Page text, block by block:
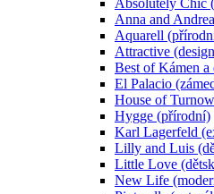
Anna and
Aquarell
Attractive
Best of Kámen
El Palacio
House of
Hygge (přírodní)
Karl Lagerfeld
Lilly and Luis
Little Love
New Life